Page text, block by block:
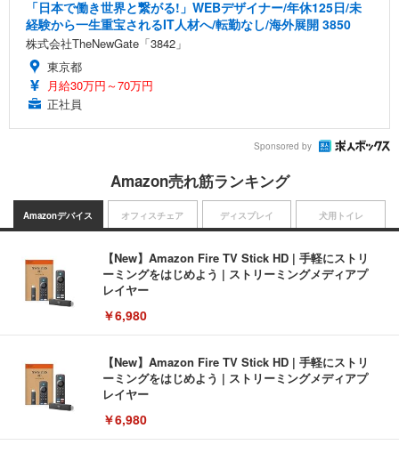
「日本で働き世界と繋がる!」WEBデザイナー/年休125日/未
経験から一生重宝されるIT人材へ/転勤なし/海外展開 3850
株式会社TheNewGate「3842」
東京都
月給30万円～70万円
正社員
Sponsored by
Amazon売れ筋ランキング
Amazonデバイス
【New】Amazon Fire TV Stick HD | 手軽にストリ
ーミングをはじめよう | ストリーミングメディアプ
レイヤー
￥6,980
【New】Amazon Fire TV Stick HD | 手軽にストリ
ーミングをはじめよう | ストリーミングメディアプ
レイヤー
￥6,980
オフィスチェア ディスプレイ 犬用トイレ